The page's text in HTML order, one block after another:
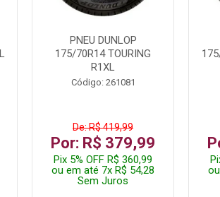
PNEU DUNLOP
175/70R14 TOURING
R1XL
Código: 261081
De: R$ 419,99
Por: R$ 379,99
Pix 5% OFF R$ 360,99
ou em até 7x R$ 54,28
Sem Juros